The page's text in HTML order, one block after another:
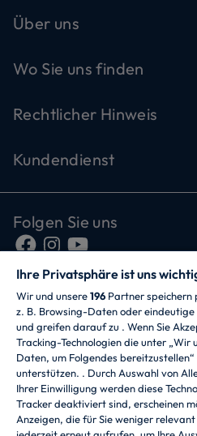
Über uns
Wo Sie uns finden
Rechtlicher Hinweis
Kundendienst
Folgen Sie uns
CANDY HOOVER GROUP
Alleingesellschafter -
20861 Brugherio (MB) - Italien
Via Privata Eden Fumagalli
und Via Trento 20/A-22 -
Ihre Privatsphäre ist uns
Wir und unsere196 Partner speichern
z. B. Browsing-Daten oder
und greifen darauf zu . Wenn Sie
Tracking-Technologien die unter
Daten, um Folgendes
unterstützen. . Durch Auswahl von
Ihrer Einwilligung werden diese
Tracker deaktiviert sind, erscheinen
Anzeigen, die für Sie weniger relevant